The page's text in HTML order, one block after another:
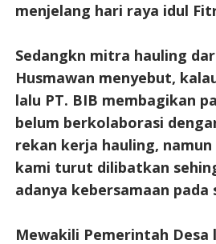
menjelang hari raya idul
Sedangkn mitra hauling
Husmawan menyebut,
lalu PT. BIB membagikan
belum berkolaborasi
rekan kerja hauling, namun
kami turut dilibatkan
adanya kebersamaan pada
Mewakili Pemerintah Desa